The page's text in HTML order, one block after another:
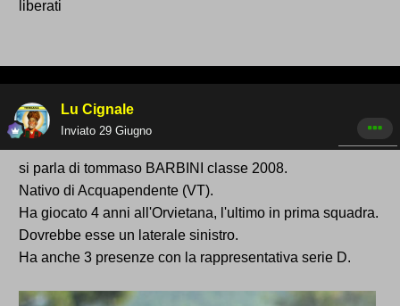
liberati
Lu Cignale
Inviato 29 Giugno
si parla di tommaso BARBINI classe 2008.
Nativo di Acquapendente (VT).
Ha giocato 4 anni all'Orvietana, l'ultimo in prima squadra.
Dovrebbe esse un laterale sinistro.
Ha anche 3 presenze con la rappresentativa serie D.